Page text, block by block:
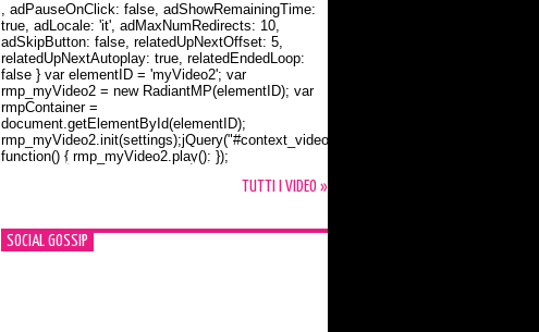
Orlando Bloom e la t-shirt dedicata a Flynn
, adPauseOnClick: false, adShowRemainingTime:
true, adLocale: 'it', adMaxNumRedirects: 10,
adSkipButton: false, relatedUpNextOffset: 5,
relatedUpNextAutoplay: true, relatedEndedLoop:
false } var elementID = 'myVideo2'; var
rmp_myVideo2 = new RadiantMP(elementID); var
rmpContainer =
document.getElementById(elementID);
rmp_myVideo2.init(settings);jQuery("#context_video2").one("mouseover",
function() { rmp_myVideo2.play(); });
TUTTI I VIDEO »
SOCIAL GOSSIP